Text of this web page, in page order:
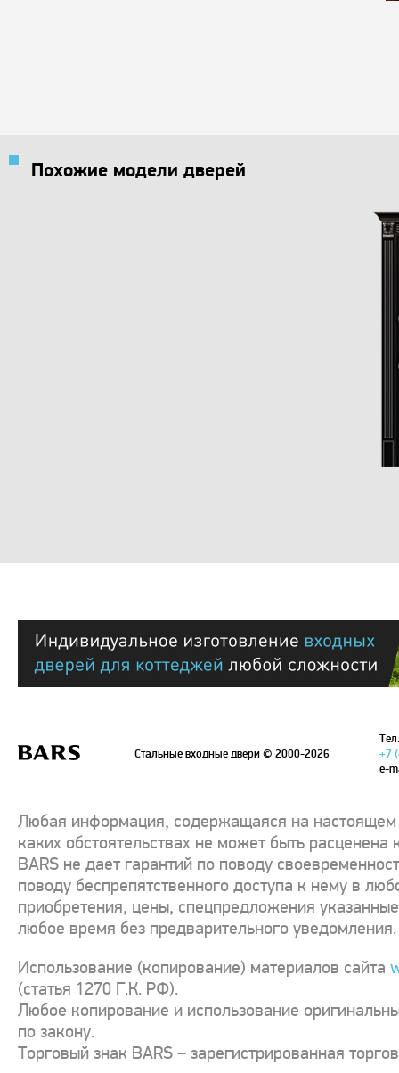
Похожие модели дверей
Стальные входные двери© 2000-2026
+7
e-
Любая информация, содержащаяся на настоящем
каких обстоятельствах не может быть
BARS не дает гарантий по поводу
поводу беспрепятственного доступа к нему в
приобретения, цены, спецпредложения
любое время без предварительного уведомления.
Использование (копирование) материалов сайта
(статья 1270 Г.К. РФ).
Любое копирование и использование
по закону.
Торговый знак BARS – зарегистрированная